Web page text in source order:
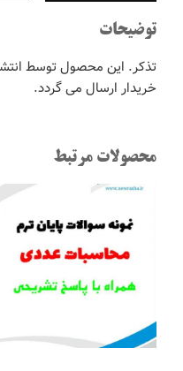
توضیحات
تذکر. این محصول توسط
خریدار ارسال می گردد.
محصولات مرتبط